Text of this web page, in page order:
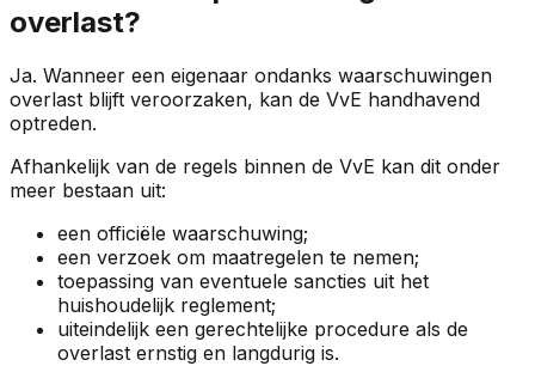
overlast?
Ja. Wanneer een eigenaar ondanks waarschuwingen
overlast blijft veroorzaken, kan de VvE handhavend
optreden.
Afhankelijk van de regels binnen de VvE kan dit onder
meer bestaan uit:
een officiële waarschuwing;
een verzoek om maatregelen te nemen;
toepassing van eventuele sancties uit het
huishoudelijk reglement;
uiteindelijk een gerechtelijke procedure als de
overlast ernstig en langdurig is.